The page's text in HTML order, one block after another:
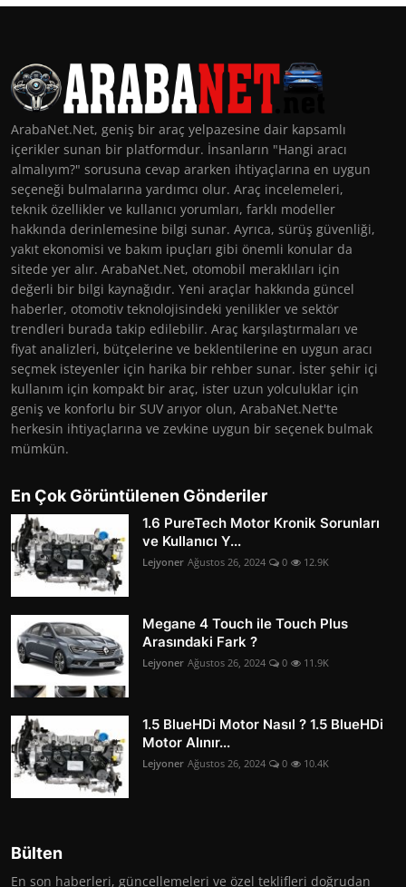
ArabaNet.Net, geniş bir araç yelpazesine dair kapsamlı
içerikler sunan bir platformdur. İnsanların "Hangi aracı
almalıyım?" sorusuna cevap ararken ihtiyaçlarına en uygun
seçeneği bulmalarına yardımcı olur. Araç incelemeleri,
teknik özellikler ve kullanıcı yorumları, farklı modeller
hakkında derinlemesine bilgi sunar. Ayrıca, sürüş güvenliği,
yakıt ekonomisi ve bakım ipuçları gibi önemli konular da
sitede yer alır. ArabaNet.Net, otomobil meraklıları için
değerli bir bilgi kaynağıdır. Yeni araçlar hakkında güncel
haberler, otomotiv teknolojisindeki yenilikler ve sektör
trendleri burada takip edilebilir. Araç karşılaştırmaları ve
fiyat analizleri, bütçelerine ve beklentilerine en uygun aracı
seçmek isteyenler için harika bir rehber sunar. İster şehir içi
kullanım için kompakt bir araç, ister uzun yolculuklar için
geniş ve konforlu bir SUV arıyor olun, ArabaNet.Net'te
herkesin ihtiyaçlarına ve zevkine uygun bir seçenek bulmak
mümkün.
En Çok Görüntülenen Gönderiler
1.6 PureTech Motor Kronik Sorunları
ve Kullanıcı Y...
Lejyoner Ağustos 26, 2024 0 12.9K
Megane 4 Touch ile Touch Plus
Arasındaki Fark ?
Lejyoner Ağustos 26, 2024 0 11.9K
1.5 BlueHDi Motor Nasıl ? 1.5 BlueHDi
Motor Alınır...
Lejyoner Ağustos 26, 2024 0 10.4K
Bülten
En son haberleri, güncellemeleri ve özel teklifleri doğrudan